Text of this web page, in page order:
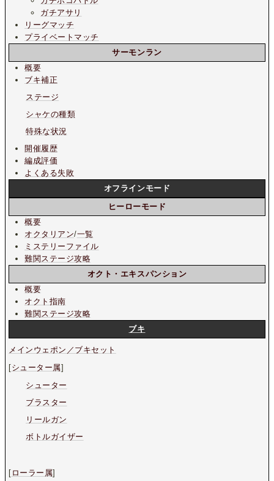
ガチアサリ
リーグマッチ
プライベートマッチ
サーモンラン
概要
ブキ補正
ステージ
シャケの種類
特殊な状況
開催履歴
編成評価
よくある失敗
オフラインモード
ヒーローモード
概要
オクタリアン/一覧
ミステリーファイル
難関ステージ攻略
オクト・エキスパンション
概要
オクト指南
難関ステージ攻略
ブキ
メインウェポン／ブキセット
[シューター属]
シューター
ブラスター
リールガン
ボトルガイザー
[ ローラー属]